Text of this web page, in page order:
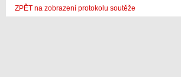
ZPĚT na zobrazení protokolu soutěže